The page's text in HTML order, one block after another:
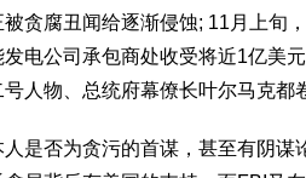
贪腐丑闻给逐渐侵蚀; 11月上旬
电公司承包商处收受将近1亿美
人物、总统府幕僚长叶尔马克都
是否为贪污的首谋，甚至有阴谋